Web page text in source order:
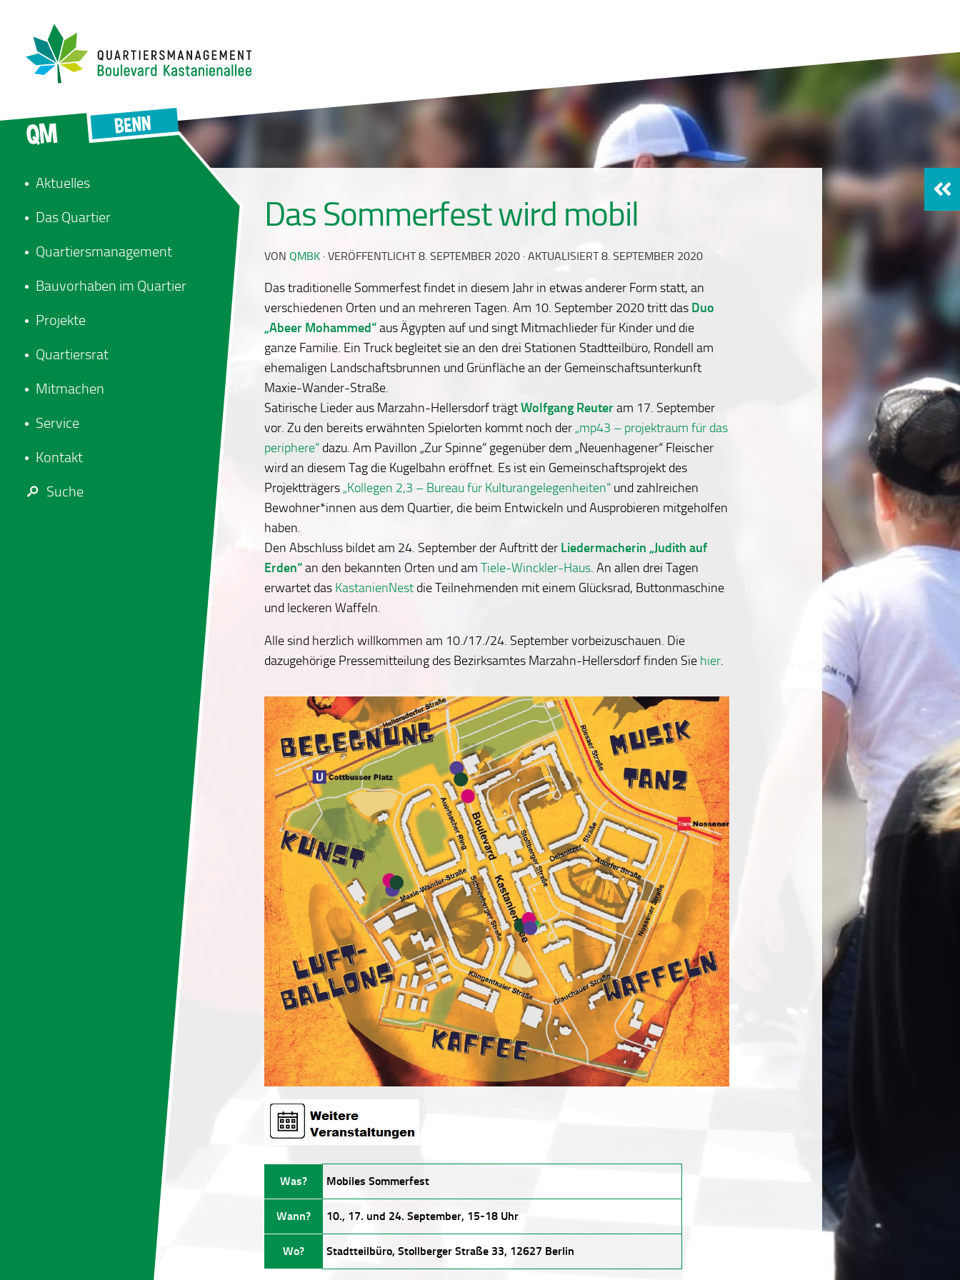
Das Sommerfest wird mobil
VON QMBK · VERÖFFENTLICHT8. SEPTEMBER 2020 · AKTUALISIERT8. SEPTEMBER 2020
Das traditionelle Sommerfest findet in diesem Jahr in etwas anderer Form statt, an
verschiedenen Orten und an mehreren Tagen. Am 10. September 2020 tritt das Duo
„Abeer Mohammed“aus Ägypten auf und singt Mitmachlieder für Kinder und die
ganze Familie. Ein Truck begleitet sie an den drei Stationen Stadtteilbüro, Rondell am
ehemaligen Landschaftsbrunnen und Grünfläche an der Gemeinschaftsunterkunft
Maxie-Wander-Straße.
Satirische Lieder aus Marzahn-Hellersdorf trägtWolfgang Reuteram 17. September
vor. Zu den bereits erwähnten Spielorten kommt noch der „mp43 – projektraum für das
periphere“ dazu. Am Pavillon „Zur Spinne“ gegenüber dem „Neuenhagener“ Fleischer
wird an diesem Tag die Kugelbahn eröffnet. Es ist ein Gemeinschaftsprojekt des
Projektträgers „Kollegen 2,3 – Bureau für Kulturangelegenheiten“ und zahlreichen
Bewohner*innen aus dem Quartier, die beim Entwickeln und Ausprobieren mitgeholfen
haben.
Den Abschluss bildet am 24. September der Auftritt der Liedermacherin „Judith auf
Erden“an den bekannten Orten und am Tiele-Winckler-Haus. An allen drei Tagen
erwartet das KastanienNest die Teilnehmenden mit einem Glücksrad, Buttonmaschine
und leckeren Waffeln.
Alle sind herzlich willkommen am 10./17./24. September vorbeizuschauen. Die
dazugehörige Pressemitteilung des Bezirksamtes Marzahn-Hellersdorf finden Sie hier.
Was? Mobiles Sommerfest
Wann? 10., 17. und 24. September, 15-18 Uhr
Wo? Stadtteilbüro, Stollberger Straße 33, 12627 Berlin
Aktuelles
Das Quartier
Quartiersmanagement
Bauvorhaben im Quartier
Projekte
Quartiersrat
Mitmachen
Service
Kontakt
Suche